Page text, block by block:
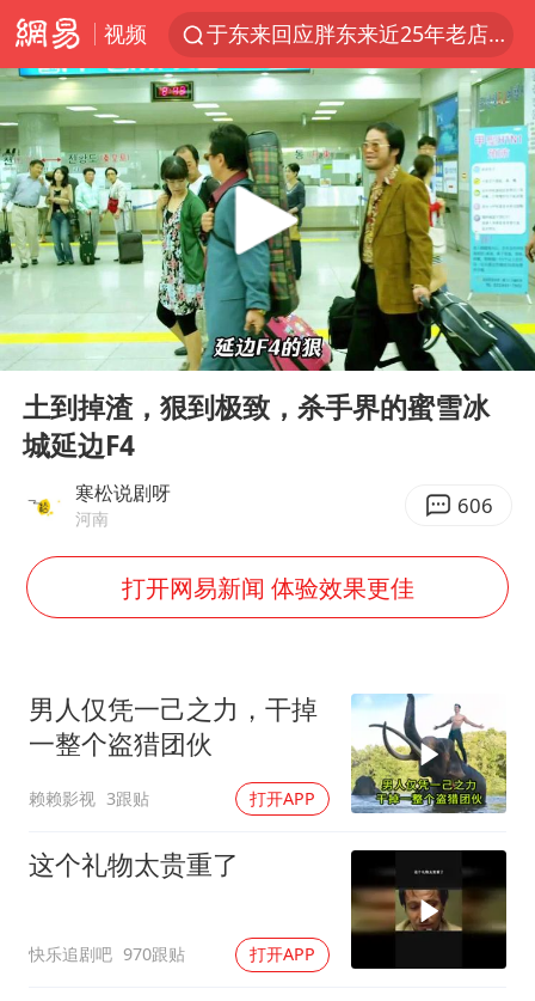
视频
于东来回应胖东来近25年老店年底关闭
《披荆斩棘2026》阵容官宣
中国籍豪华游艇富商之子在泰国被杀
白海豚北上或致京津冀暴雨
美将每月供乌爱国者拦截导弹
《龙餐馆》 冲奖
世界第1特鲁姆普斯诺克中国赛一轮游
上门女婿出轨女邻居多年被判重婚罪
新疆一婚礼线上邀请引热议
云南一男子胃中取出180颗铁钉
景区回应“麦积山石窟看完需2000元”
以军士兵把枪口对准中国记者
奋力开创中国式现代化建设新局面
Play
00:00 03:28
土到掉渣，狠到极致，杀手界的蜜雪冰
城延边F4
寒松说剧呀
河南 606
打开网易新闻 体验效果更佳
男人仅凭一己之力，干掉
一整个盗猎团伙
赖赖影视 3跟贴 打开APP
这个礼物太贵重了
快乐追剧吧 970跟贴 打开APP